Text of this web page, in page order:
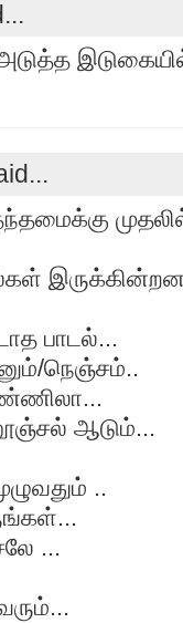
பாடல்...
நெஞ்சம்..
ஆடும்...
..
...